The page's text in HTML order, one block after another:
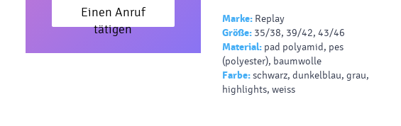
Einen Anruf
tätigen
Marke:Replay
Größe: 35/38, 39/42, 43/46
Material: pad polyamid, pes
(polyester), baumwolle
Farbe:schwarz, dunkelblau, grau,
highlights, weiss